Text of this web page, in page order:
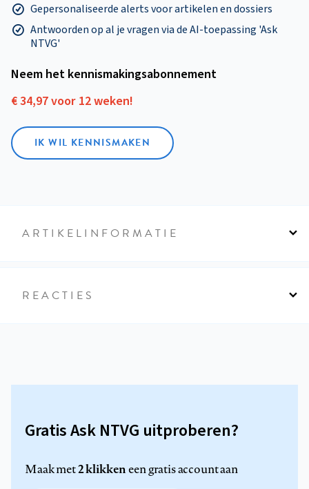
Gepersonaliseerde alerts voor artikelen en dossiers
Antwoorden op al je vragen via de AI-toepassing 'Ask
NTVG'
Neem het kennismakings­abonnement
€ 34,97 voor 12 weken!
IK WIL KENNISMAKEN
ARTIKELINFORMATIE
REACTIES
Gratis Ask NTVG uitproberen?
Maak met2 klikkeneen gratis account aan